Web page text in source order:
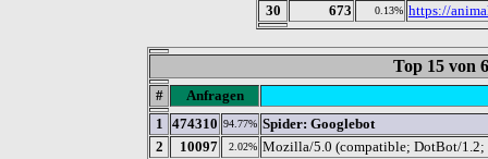
30
673 0.13% https://
Top 15 von
#
Anfragen
1
474310 94.77% Spider: Googlebot
2
10097 2.02% Mozilla/5.0 (compatible; DotBot/1.2;